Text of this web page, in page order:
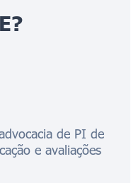
de PI de
e avaliações